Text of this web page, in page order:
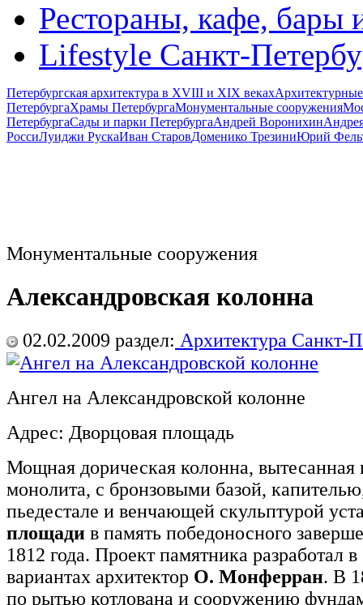
Рестораны, кафе, бары
Lifestyle Санкт-
Петербургская архитектура в XVIII и XIX веках
ПетербургаХрамы ПетербургаМонументальные сооружения
ПетербургаСады и парки ПетербургаАндрей Воронихин
РоссиЛуиджи РускаИван СтаровДоменико ТрезиниЮрий
Монументальные сооружения
Александровская колонна
02.02.2009 раздел: Архитектура Санкт-
Ангел на Александровской колонне
Адрес: Дворцовая площадь
Мощная дорическая колонна, вытесанная
монолита, с бронзовыми базой,
пьедестале и венчающей скульптурой
площади в память победоносного
1812 года. Проект памятника разработал
вариантах архитектор О. Монферран. В
по рытью котлована и сооружению